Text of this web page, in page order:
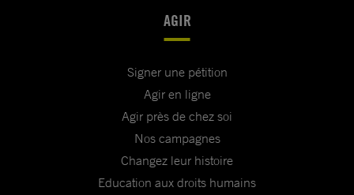
AGIR
Signer une pétition
Agir en ligne
Agir près de chez soi
Nos campagnes
Changez leur histoire
Education aux droits humains